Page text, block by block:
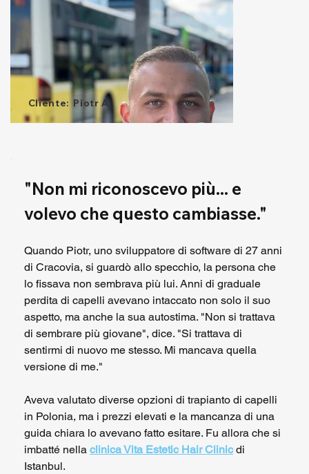
Cliente: Piotr A.
"Non mi riconoscevo più... e
volevo che questo cambiasse."
Quando Piotr, uno sviluppatore di software di 27 anni
di Cracovia, si guardò allo specchio, la persona che
lo fissava non sembrava più lui. Anni di graduale
perdita di capelli avevano intaccato non solo il suo
aspetto, ma anche la sua autostima. "Non si trattava
di sembrare più giovane", dice. "Si trattava di
sentirmi di nuovo me stesso. Mi mancava quella
versione di me."
Aveva valutato diverse opzioni di trapianto di capelli
in Polonia, ma i prezzi elevati e la mancanza di una
guida chiara lo avevano fatto esitare. Fu allora che si
imbatté nella clinica Vita Estetic Hair Clinic di
Istanbul.